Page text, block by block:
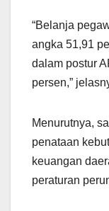
“Belanja
angka 51,91
dalam postur
persen,”
Menurutnya,
penataan
keuangan
peraturan